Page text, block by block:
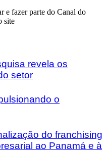
e fazer parte do Canal do
site
revela os
setor
o
do franchising
ao Panamá e à